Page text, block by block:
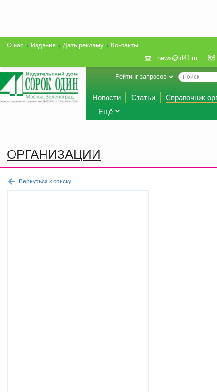
О нас Издания Дать рекламу
Контакты
news@id41.ru
Рейтинг запросов
Новости Статьи
Справочник
Ещё
ОРГАНИЗАЦИИ
Вернуться к списку